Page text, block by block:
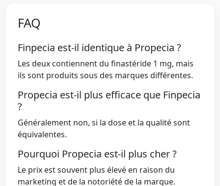
FAQ
Finpecia est-il identique à Propecia ?
Les deux contiennent du finastéride 1 mg, mais
ils sont produits sous des marques différentes.
Propecia est-il plus efficace que Finpecia
?
Généralement non, si la dose et la qualité sont
équivalentes.
Pourquoi Propecia est-il plus cher ?
Le prix est souvent plus élevé en raison du
marketing et de la notoriété de la marque.